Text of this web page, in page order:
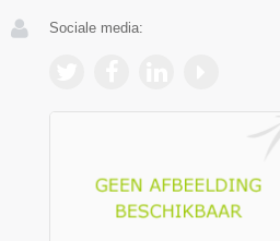
Sociale media: